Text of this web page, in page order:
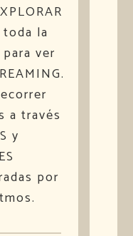
la
ver
a través
y
por